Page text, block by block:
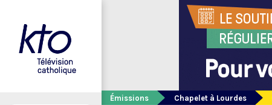
Émissions Chapelet à Lourdes